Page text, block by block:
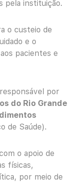
pela instituição.
o custeio de
e o
pacientes e
por
do Rio Grande
de Saúde).
o apoio de
físicas,
por meio de